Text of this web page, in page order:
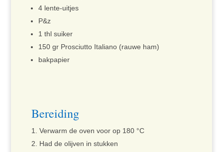
4 lente-uitjes
P&z
1 thl suiker
150 gr Prosciutto Italiano (rauwe ham)
bakpapier
Bereiding
Verwarm de oven voor op 180 °C
Had de olijven in stukken